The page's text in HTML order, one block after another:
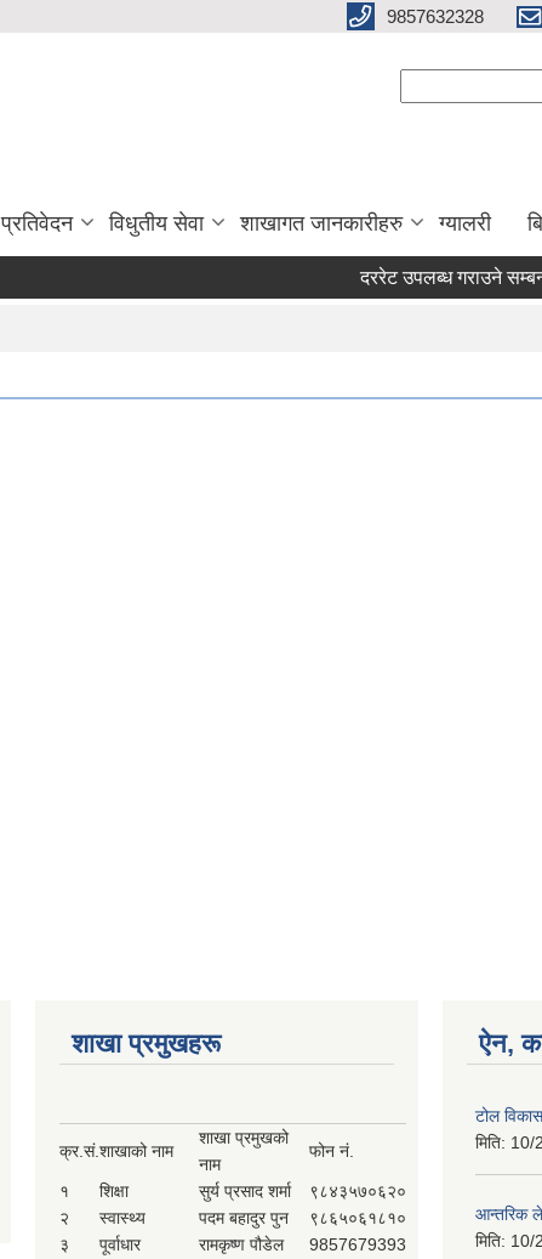
9857632328
प्रतिवेदन विधुतीय सेवा शाखागत जानकारीहरु ग्यालरी
दररेट उपलब्ध गराउने सम्बन्धमा
शाखा प्रमुखहरू
क्र.सं.शाखाको नाम
शाखा प्रमुखको
नाम
फोन नं.
१ शिक्षा सुर्य प्रसाद शर्मा
९८४३५७०६२०
२
स्वास्थ्य पदम बहादुर पुन
९८६५०६१८१०
३
पूर्वाधार रामकृष्ण पौडेल
9857679393
ऐन,
टोल
मिति: 10/
आन्तरिक
मिति: 10/